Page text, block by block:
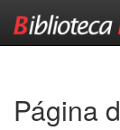
Página